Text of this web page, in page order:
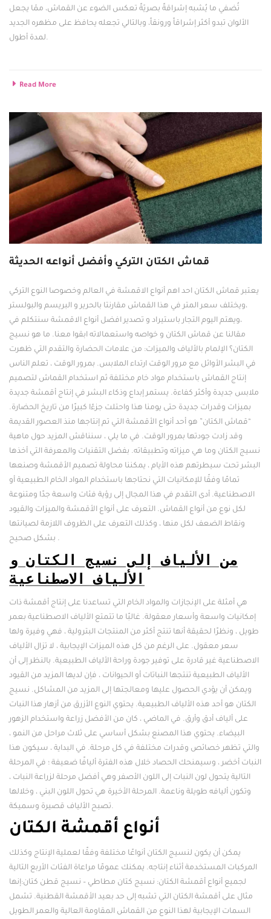
تُضفي ما يُشبه إشراقةً بصريّةً تعكس الضوء عن القماش، ممّا يجعل
الألوان تبدو أكثر إشراقاً ورونقاً، وبالتالي تجعله يحافظ على مظهره الجديد
لمدة أطول.
Read More
قماش الكتان التركي وأفضل أنواعه الحديثة
يعتبر قماش الكتان احد اهم أنواع الاقمشة في العالم وخصوصا النوع التركي
،ويختلف سعر المتر في هذا القماش مقارنتا بالحرير و البريسم والبولستر
،ويهتم اليوم التجار باستيراد و تصدير افضل أنواع الاقمشة سنتكلم في
مقالنا عن قماش الكتان و خواصه واستعمالاته ابقوا معنا. ما هو نسيج
الكتان؟ الإلمام بالألياف والميزات: من علامات الحضارة والتقدم التي ظهرت
في البشر الأوائل مع مرور الوقت ارتداء الملابس. بمرور الوقت ، تعلم الناس
إنتاج القماش باستخدام مواد خام مختلفة ثم استخدام القماش لتصميم
ملابس جديدة وأكثر كفاءة. يستمر إبداع وذكاء البشر في إنتاج أقمشة جديدة
بميزات وقدرات جديدة حتى يومنا هذا واحتلت جزءًا كبيرًا من تاريخ الحضارة.
“قماش الكتان” هو أحد أنواع الأقمشة التي تم إنتاجها منذ العصور القديمة
وقد زادت جودتها بمرور الوقت. في ما يلي ، سنناقش المزيد حول ماهية
نسيج الكتان وما هي ميزاته وتطبيقاته. بفضل التقنيات والمعرفة التي أخذها
البشر تحت سيطرتهم هذه الأيام ، يمكننا محاولة تصميم الأقمشة وصنعها
تمامًا وفقًا للإمكانيات التي نحتاجها باستخدام المواد الخام الطبيعية أو
الاصطناعية. أدى التقدم في هذا المجال إلى رؤية فئات واسعة جدًا ومتنوعة
لكل نوع من أنواع القماش. التعرف على أنواع الأقمشة والميزات والقيود
ونقاط الضعف لكل منها ، وكذلك التعرف على الظروف اللازمة لصيانتها
بشكل صحيح .
من الألياف إلى نسيج الكتان و
الألياف الاصطناعية
هي أمثلة على الإنجازات والمواد الخام التي تساعدنا على إنتاج أقمشة ذات
إمكانيات واسعة وأسعار معقولة. غالبًا ما تتمتع الألياف الاصطناعية بعمر
طويل ، ونظرًا لحقيقة أنها تنتج أكثر من المنتجات البترولية ، فهي وفيرة ولها
سعر معقول. على الرغم من كل هذه الميزات الإيجابية ، لا تزال الألياف
الاصطناعية غير قادرة على توفير جودة وراحة الألياف الطبيعية. بالنظر إلى أن
الألياف الطبيعية تنتجها النباتات أو الحيوانات ، فإن لديها المزيد من القيود
ويمكن أن يؤدي الحصول عليها ومعالجتها إلى المزيد من المشاكل. نسيج
الكتان هو أحد هذه الألياف الطبيعية. يحتوي النوع الأزرق من أزهار هذا النبات
على ألياف أدق وأرق. في الماضي ، كان من الأفضل زراعة واستخدام الزهور
البيضاء. يحتوي هذا المصنع بشكل أساسي على ثلاث مراحل من النمو ،
والتي تظهر خصائص وقدرات مختلفة في كل مرحلة. في البداية ، سيكون هذا
النبات أخضر ، وسيمنحك الحصاد خلال هذه الفترة أليافًا ضعيفة ؛ في المرحلة
التالية يتحول لون النبات إلى اللون الأصفر وهي أفضل مرحلة لزراعة النبات ،
وتكون أليافه طويلة وناعمة. المرحلة الأخيرة هي تحول اللون البني ، وخلالها
تصبح الألياف قصيرة وسميكة.
أنواع أقمشة الكتان
يمكن أن يكون لنسيج الكتان أنواعًا مختلفة وفقًا لعملية الإنتاج وكذلك
المركبات المستخدمة أثناء إنتاجه. يمكنك عمومًا مراعاة الفئات الأربع التالية
لجميع أنواع أقمشة الكتان: نسيج كتان مطاطي – نسيج قطن كتان:إنها
مثال على أقمشة الكتان التي تشبه إلى حد بعيد الأقمشة القطنية. تشمل
السمات الإيجابية لهذا النوع من القماش المقاومة العالية والعمر الطويل